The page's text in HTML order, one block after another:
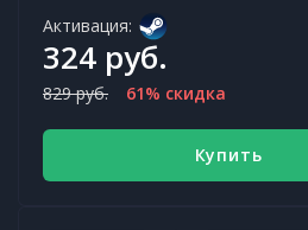
Активация:
324 руб.
829 руб. 61% скидка
Купить